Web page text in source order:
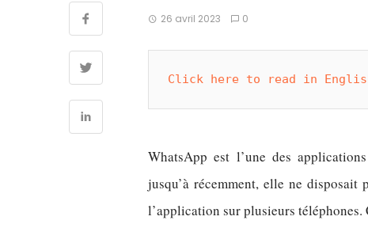
26 avril 2023 0
Click here to read in
WhatsApp est l’une des
jusqu’à récemment, elle ne
l’application sur plusieurs téléphones.